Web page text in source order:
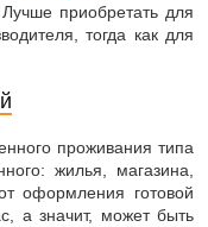
приобретать для
тогда как для
проживания типа
жилья, магазина,
оформления готовой
а значит, может быть